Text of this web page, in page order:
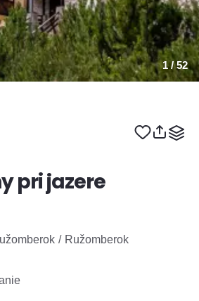
1/ 52
pri jazere
Ružomberok